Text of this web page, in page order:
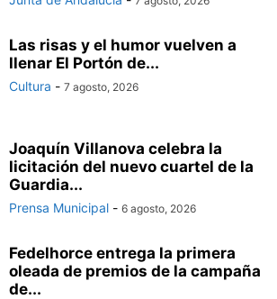
Las risas y el humor vuelven a
llenar El Portón de...
Cultura - 7 agosto, 2026
Joaquín Villanova celebra la
licitación del nuevo cuartel de la
Guardia...
Prensa Municipal - 6 agosto, 2026
Fedelhorce entrega la primera
oleada de premios de la campaña
de...